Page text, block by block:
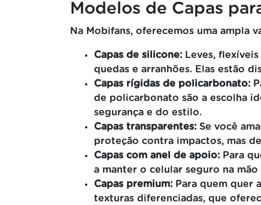
Modelos de Capas
Na Mobifans, oferecemos uma ampla
Capas de silicone: Leves,
quedas e arranhões. Elas estão
Capas rígidas de policarbonato:
de policarbonato são a escolha
segurança e do estilo.
Capas transparentes: Se você
proteção contra impactos, mas
Capas com anel de apoio: Para
a manter o celular seguro na
Capas premium: Para quem quer
texturas diferenciadas, que